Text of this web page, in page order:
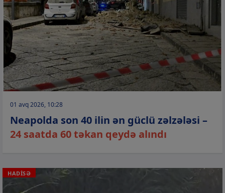
01 avq 2026, 10:28
Neapolda son 40 ilin ən güclü zəlzələsi –
24 saatda 60 təkan qeydə alındı
HADİSƏ